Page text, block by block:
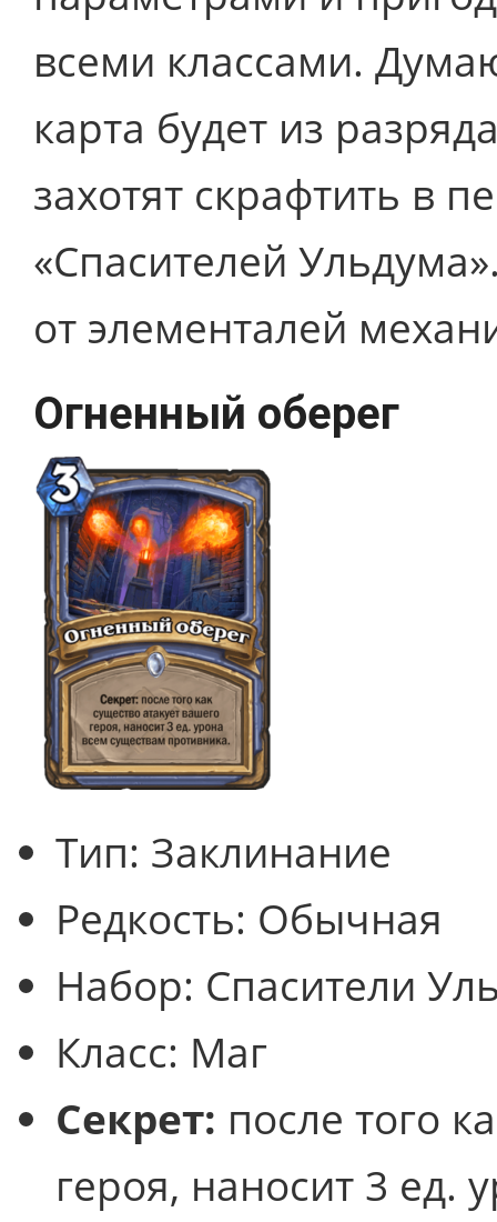
всеми классами.
карта будет из
захотят скрафтить в
«Спасителей
от элементалей
Огненный оберег
Тип: Заклинание
Редкость: Обычная
Набор: Спасители
Класс: Маг
Секрет: после того
героя, наносит 3 ед.